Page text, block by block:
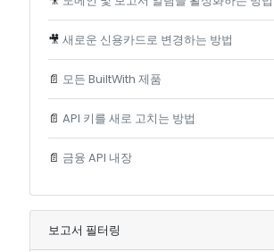
🎥 새로운 신용카드로 변경하는 방법
📄 모든 BuiltWith 제품
📄 API 키를 새로 고치는 방법
📄 금융 API 내장
보고서 필터링